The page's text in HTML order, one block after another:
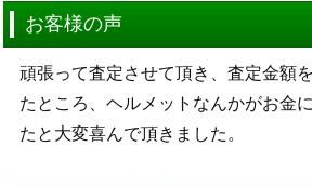
お客様の声
頑張って査定させて頂き、査定金額
たところ、ヘルメットなんかがお金
たと大変喜んで頂きました。